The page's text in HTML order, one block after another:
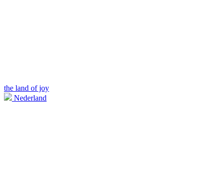
the land of joy
Nederland